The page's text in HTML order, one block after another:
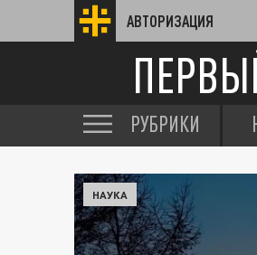
АВТОРИЗАЦИЯ
РУБРИКИ
НАУКА